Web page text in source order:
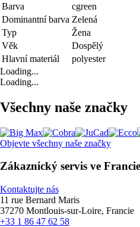
Barva
cgreen
Dominantní barva Zelená
Typ
Žena
Věk
Dospělý
Hlavní materiál
polyester
Loading...
Loading...
Všechny naše značky
Objevte všechny naše značky
Zákaznický servis ve Francie
Kontaktujte nás
11 rue Bernard Maris
37270 Montlouis-sur-Loire, Francie
+33 1 86 47 62 58